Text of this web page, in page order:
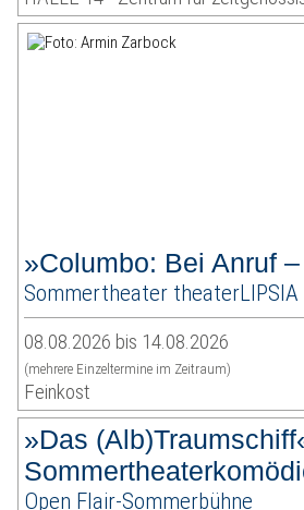
»Columbo: Bei Anruf
Sommertheater theaterLIPSIA
08.08.2026 bis 14.08.2026
(mehrere Einzeltermine im Zeitraum)
Feinkost
»Das
Open Flair-Sommerbühne